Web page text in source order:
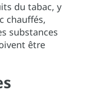
du tabac, y
chauffés,
substances
être